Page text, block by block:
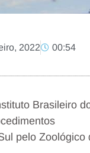
2022 00:54
Brasileiro
pelo Zoológico